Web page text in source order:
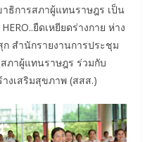
ธิการสภาผู้แทนราษฎร เป็น
ยืดเหยียดร่างกาย ห่าง
สำนักรายงานการประชุม
ภาผู้แทนราษฎร ร่วมกับ
งเสริมสุขภาพ (สสส.)